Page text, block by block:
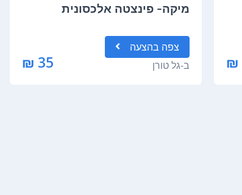
מיקה- פינצטה אלכסונית
צפה בהצעה
ב-גל טורן 35 ₪